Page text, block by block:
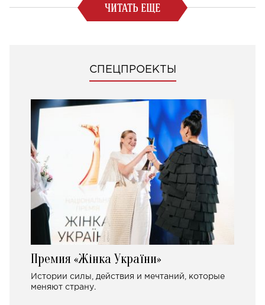
ЧИТАТЬ ЕЩЕ
СПЕЦПРОЕКТЫ
Премия «Жінка України»
Истории силы, действия и мечтаний, которые
меняют страну.